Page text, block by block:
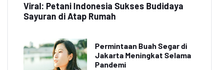
Viral: Petani Indonesia Sukses Budidaya
Sayuran di Atap Rumah
Permintaan Buah Segar di
Jakarta Meningkat Selama
Pandemi